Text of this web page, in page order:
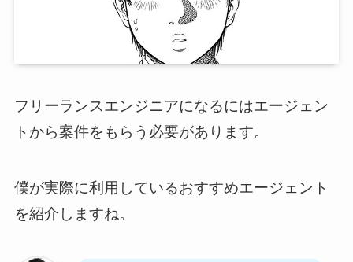
フリーランスエンジニアになるにはエージェン
トから案件をもらう必要があります。
僕が実際に利用しているおすすめエージェント
を紹介しますね。